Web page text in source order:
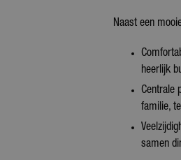
Naast een
heerlijk
Centrale
familie,
samen